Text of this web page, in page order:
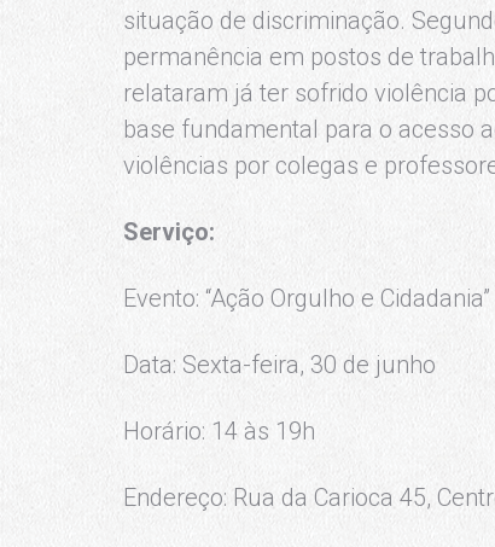
situação de discriminação.
permanência em postos de
relataram já ter sofrido violência
base fundamental para o acesso
violências por colegas e
Serviço:
Evento: “Ação Orgulho e Cidadania”
Data: Sexta-feira, 30 de junho
Horário: 14 às 19h
Endereço: Rua da Carioca 45,